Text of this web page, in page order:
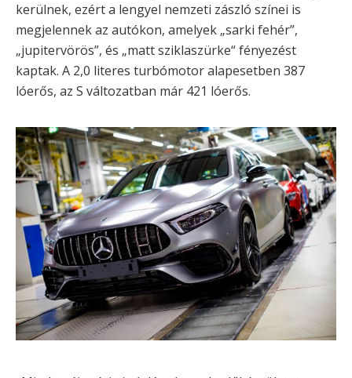
kerülnek, ezért a lengyel nemzeti zászló színei is
megjelennek az autókon, amelyek „sarki fehér”,
„jupitervörös”, és „matt sziklaszürke“ fényezést
kaptak. A 2,0 literes turbómotor alapesetben 387
lóerős, az S változatban már 421 lóerős.